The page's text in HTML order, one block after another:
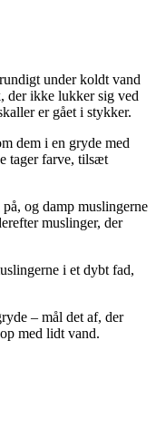
under koldt vand
der ikke lukker sig ved
er gået i stykker.
dem i en gryde med
tager farve, tilsæt
og damp muslingerne
muslinger, der
i et dybt fad,
– mål det af, der
med lidt vand.